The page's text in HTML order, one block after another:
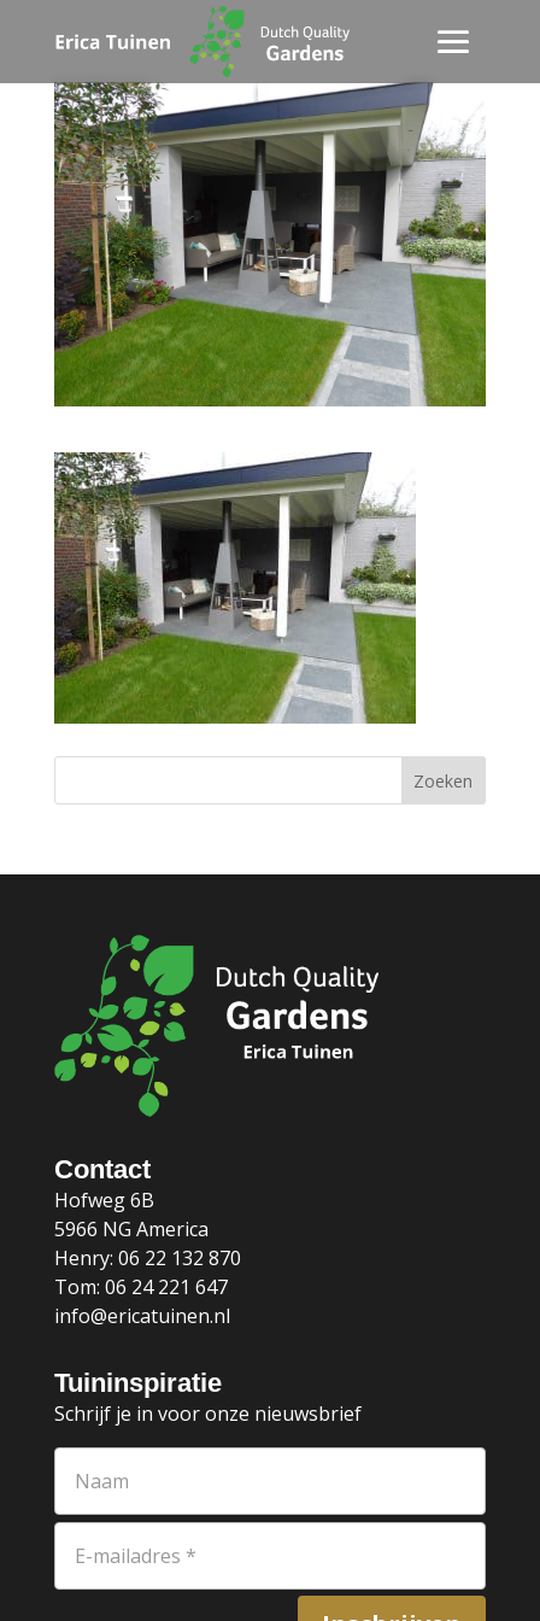
Zoeken
Contact
Hofweg 6B
5966 NG America
Henry: 06 22 132 870
Tom: 06 24 221 647
info@ericatuinen.nl
Tuininspiratie
Schrijf je in voor onze nieuwsbrief